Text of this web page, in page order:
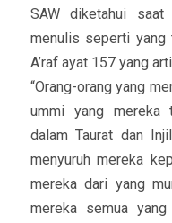
SAW diketahui
menulis seperti yang
A’raf ayat 157 yang
“Orang-orang yang
ummi yang mereka
dalam Taurat dan
menyuruh mereka
mereka dari yang
mereka semua